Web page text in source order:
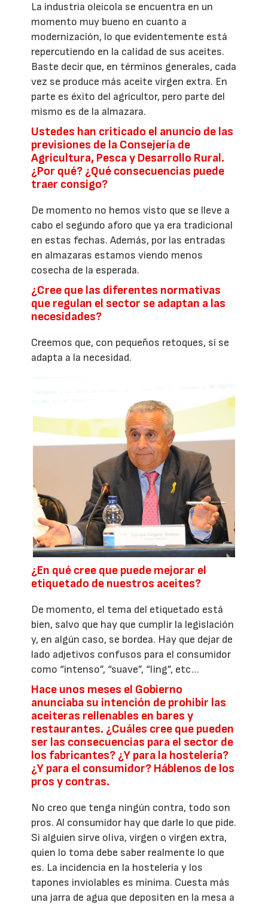
La industria oleícola se encuentra en un
momento muy bueno en cuanto a
modernización, lo que evidentemente está
repercutiendo en la calidad de sus aceites.
Baste decir que, en términos generales, cada
vez se produce más aceite virgen extra. En
parte es éxito del agricultor, pero parte del
mismo es de la almazara.
Ustedes han criticado el anuncio de las
previsiones de la Consejería de
Agricultura, Pesca y Desarrollo Rural.
¿Por qué? ¿Qué consecuencias puede
traer consigo?
De momento no hemos visto que se lleve a
cabo el segundo aforo que ya era tradicional
en estas fechas. Además, por las entradas
en almazaras estamos viendo menos
cosecha de la esperada.
¿Cree que las diferentes normativas
que regulan el sector se adaptan a las
necesidades?
Creemos que, con pequeños retoques, sí se
adapta a la necesidad.
¿En qué cree que puede mejorar el
etiquetado de nuestros aceites?
De momento, el tema del etiquetado está
bien, salvo que hay que cumplir la legislación
y, en algún caso, se bordea. Hay que dejar de
lado adjetivos confusos para el consumidor
como “intenso”, “suave”, “ling”, etc…
Hace unos meses el Gobierno
anunciaba su intención de prohibir las
aceiteras rellenables en bares y
restaurantes. ¿Cuáles cree que pueden
ser las consecuencias para el sector de
los fabricantes? ¿Y para la hostelería?
¿Y para el consumidor? Háblenos de los
pros y contras.
No creo que tenga ningún contra, todo son
pros. Al consumidor hay que darle lo que pide.
Si alguien sirve oliva, virgen o virgen extra,
quien lo toma debe saber realmente lo que
es. La incidencia en la hostelería y los
tapones inviolables es mínima. Cuesta más
una jarra de agua que depositen en la mesa a